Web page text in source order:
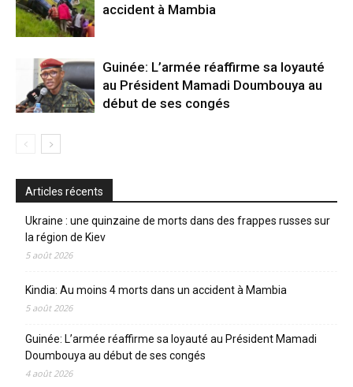
accident à Mambia
Guinée: L’armée réaffirme sa loyauté
au Président Mamadi Doumbouya au
début de ses congés
Articles récents
Ukraine : une quinzaine de morts dans des frappes russes sur
la région de Kiev
5 août 2026
Kindia: Au moins 4 morts dans un accident à Mambia
5 août 2026
Guinée: L’armée réaffirme sa loyauté au Président Mamadi
Doumbouya au début de ses congés
4 août 2026